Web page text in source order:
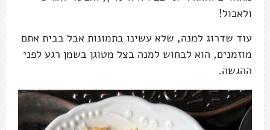
ולאכול!
עוד שדרוג למנה, שלא עשינו בתמונות אבל בבית אתם
מוזמנים, הוא לבחוש למנה בצל מטוגן בשמן רגע לפני
ההגשה.